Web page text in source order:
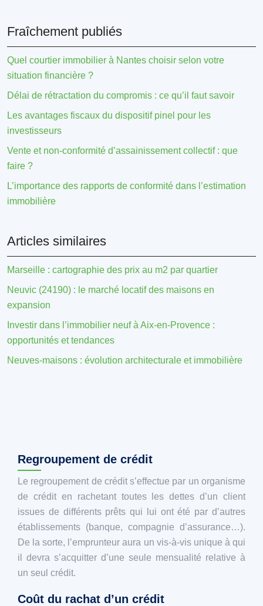
Fraîchement publiés
Quel courtier immobilier à Nantes choisir selon votre
situation financière ?
Délai de rétractation du compromis : ce qu’il faut savoir
Les avantages fiscaux du dispositif pinel pour les
investisseurs
Vente et non-conformité d’assainissement collectif : que
faire ?
L’importance des rapports de conformité dans l’estimation
immobilière
Articles similaires
Marseille : cartographie des prix au m2 par quartier
Neuvic (24190) : le marché locatif des maisons en
expansion
Investir dans l’immobilier neuf à Aix-en-Provence :
opportunités et tendances
Neuves-maisons : évolution architecturale et immobilière
Regroupement de crédit
Le regroupement de crédit s’effectue par un organisme
de crédit en rachetant toutes les dettes d’un client
issues de différents prêts qui lui ont été par d’autres
établissements (banque, compagnie d’assurance…).
De la sorte, l’emprunteur aura un vis-à-vis unique à qui
il devra s’acquitter d’une seule mensualité relative à
un seul crédit.
Coût du rachat d’un crédit